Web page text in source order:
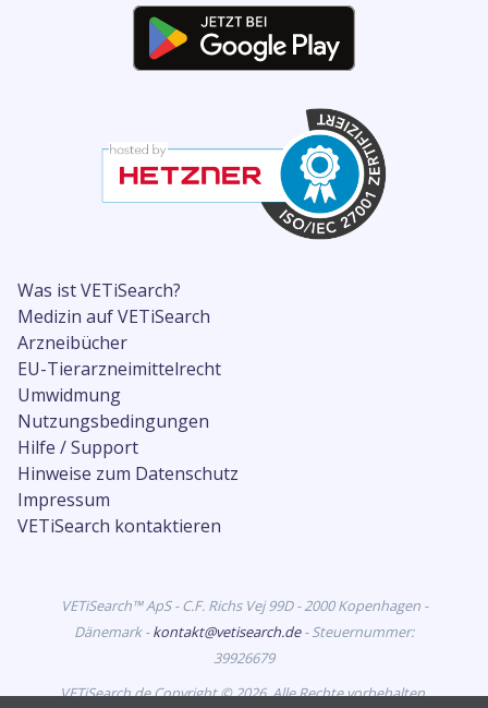
Was ist VETiSearch?
Medizin auf VETiSearch
Arzneibücher
EU-Tierarzneimittelrecht
Umwidmung
Nutzungsbedingungen
Hilfe / Support
Hinweise zum Datenschutz
Impressum
VETiSearch kontaktieren
VETiSearch™ ApS - C.F. Richs Vej 99D - 2000 Kopenhagen -
Dänemark -kontakt@vetisearch.de- Steuernummer:
39926679
VETiSearch.de Copyright © 2026. Alle Rechte vorbehalten.